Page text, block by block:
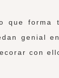
que forma
genial
con